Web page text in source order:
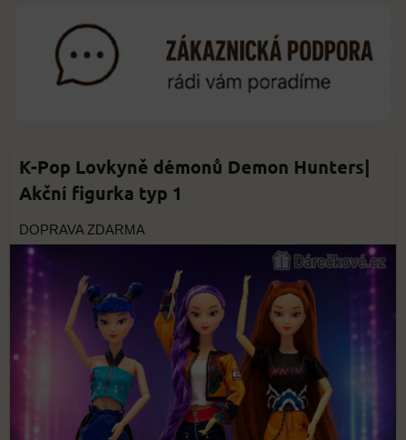
K-Pop Lovkyně démonů Demon Hunters|
Akční figurka typ 1
DOPRAVA ZDARMA